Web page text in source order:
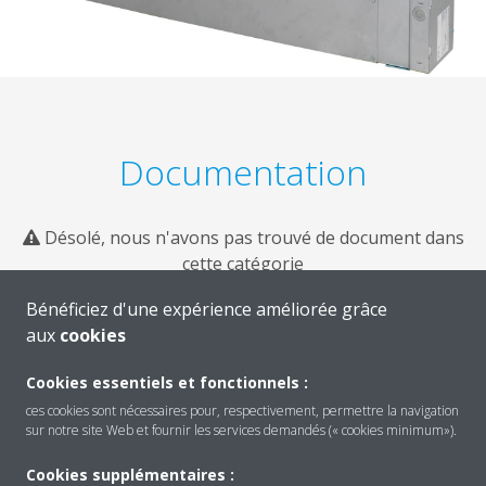
Documentation
Désolé, nous n'avons pas trouvé de document dans
cette catégorie
Bénéficiez d'une expérience améliorée grâce
aux cookies
Cookies essentiels et fonctionnels :
ces cookies sont nécessaires pour, respectivement, permettre la navigation
sur notre site Web et fournir les services demandés (« cookies minimum»).
Cookies supplémentaires :